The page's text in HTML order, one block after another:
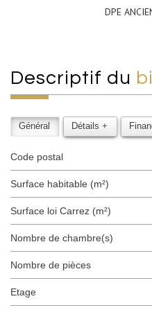
DPE
descriptif du
Général Détails +
Code postal
Surface habitable (m²)
Surface loi Carrez (m²)
Nombre de chambre(s)
Nombre de pièces
Etage